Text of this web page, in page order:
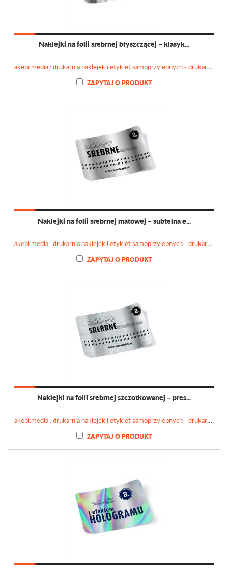
Naklejki na folii srebrnej błyszczącej – klasyk...
akebi.media : drukarnia naklejek i etykiet samoprzylepnych - drukarnianaklejek.pl
ZAPYTAJ O PRODUKT
Naklejki na folii srebrnej matowej – subtelna e...
akebi.media : drukarnia naklejek i etykiet samoprzylepnych - drukarnianaklejek.pl
ZAPYTAJ O PRODUKT
Naklejki na folii srebrnej szczotkowanej – pres...
akebi.media : drukarnia naklejek i etykiet samoprzylepnych - drukarnianaklejek.pl
ZAPYTAJ O PRODUKT